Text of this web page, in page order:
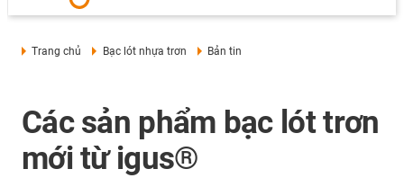
Trang chủ Bạc lót nhựa trơn Bản tin
Các sản phẩm bạc lót trơn
mới từ igus®